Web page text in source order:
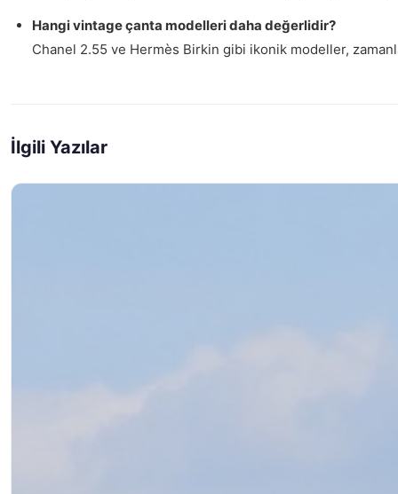
Hangi vintage çanta modelleri daha değerlidir?
Chanel 2.55 ve Hermès Birkin gibi ikonik modeller,
İlgili Yazılar